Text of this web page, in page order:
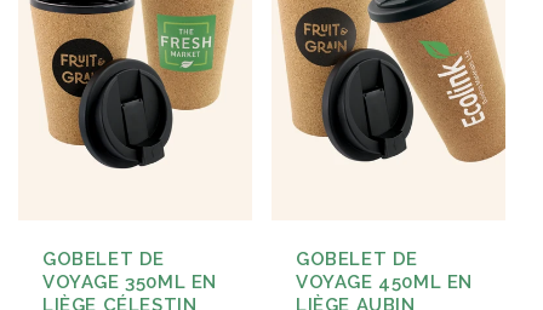
GOBELET DE
VOYAGE 350ML EN
GOBELET DE
VOYAGE 450ML EN